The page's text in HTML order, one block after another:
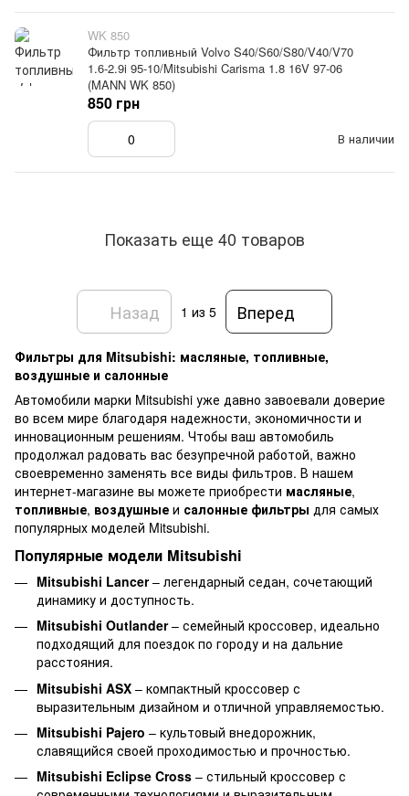
WK 850
Фильтр топливный Volvo S40/S60/S80/V40/V70
1.6-2.9i 95-10/Mitsubishi Carisma 1.8 16V 97-06
(MANN WK 850)
В наличии
850 грн
Показать еще 40 товаров
Назад 1 из 5 Вперед
Фильтры для Mitsubishi: масляные, топливные,
воздушные и салонные
Автомобили марки Mitsubishi уже давно завоевали доверие
во всем мире благодаря надежности, экономичности и
инновационным решениям. Чтобы ваш автомобиль
продолжал радовать вас безупречной работой, важно
своевременно заменять все виды фильтров. В нашем
интернет-магазине вы можете приобрести масляные,
топливные, воздушные и салонные фильтры для самых
популярных моделей Mitsubishi.
Популярные модели Mitsubishi
Mitsubishi Lancer– легендарный седан, сочетающий
динамику и доступность.
Mitsubishi Outlander– семейный кроссовер, идеально
подходящий для поездок по городу и на дальние
расстояния.
Mitsubishi ASX – компактный кроссовер с
выразительным дизайном и отличной управляемостью.
Mitsubishi Pajero – культовый внедорожник,
славящийся своей проходимостью и прочностью.
Mitsubishi Eclipse Cross – стильный кроссовер с